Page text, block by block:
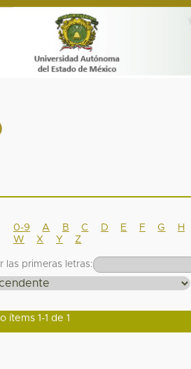
0-9 A B C D E F G H
W
X Y Z
las primeras letras:
ítems 1-1 de 1